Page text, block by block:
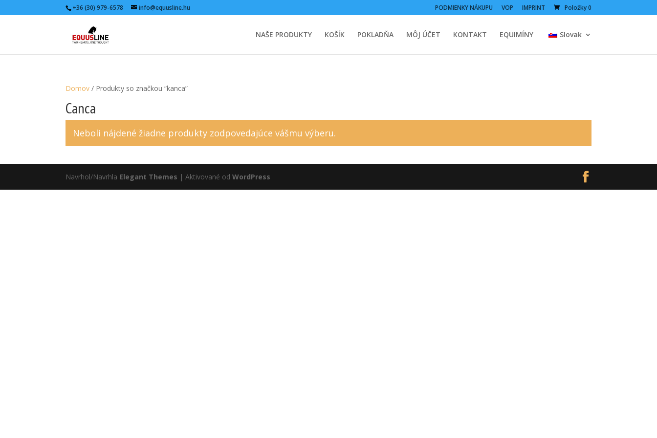
+36 (30) 979-6578 info@equusline.hu PODMIENKY NÁKUPU VOP IMPRINT Položky 0
NAŠE PRODUKTY KOŠÍK POKLADŇA MÔJ ÚČET KONTAKT EQUIMÍNY Slovak
Domov / Produkty so značkou “kanca”
Canca
Neboli nájdené žiadne produkty zodpovedajúce vášmu výberu.
Navrhol/Navrhla Elegant Themes | Aktivované odWordPress